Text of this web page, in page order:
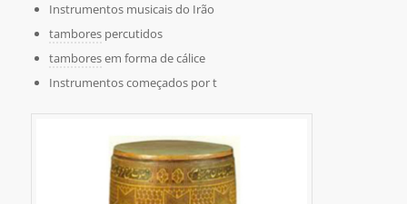
Instrumentos musicais do Irão
tamborespercutidos
tamboresem forma de cálice
Instrumentos começados por t